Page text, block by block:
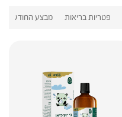
פטריות בריאות מבצע החודש